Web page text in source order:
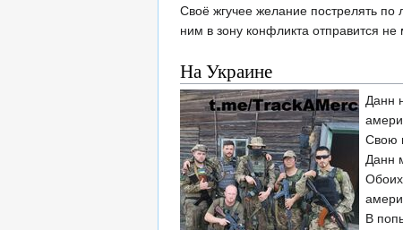
Своё жгучее желание пострелять
ним в зону конфликта отправится не
На Украине
Данн
Свою
Данн
В